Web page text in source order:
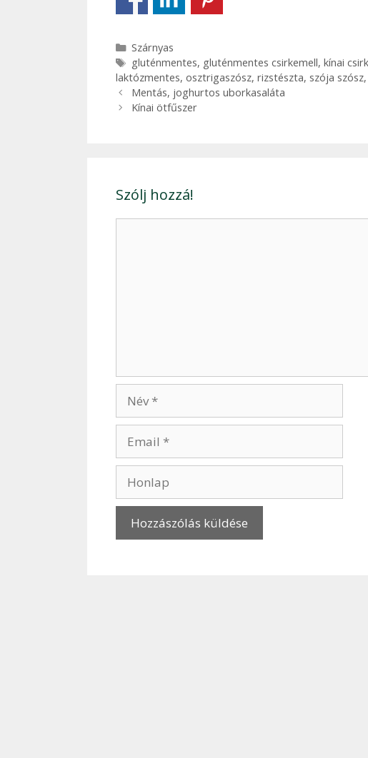
Kategória
Szárnyas
Címkék
gluténmentes, gluténmentes csirkemell, kínai
laktózmentes, osztrigaszósz, rizstészta, szója szósz,
Bejegyzés
navigáció
Mentás, joghurtos uborkasaláta
Kínai ötfűszer
Szólj hozzá!